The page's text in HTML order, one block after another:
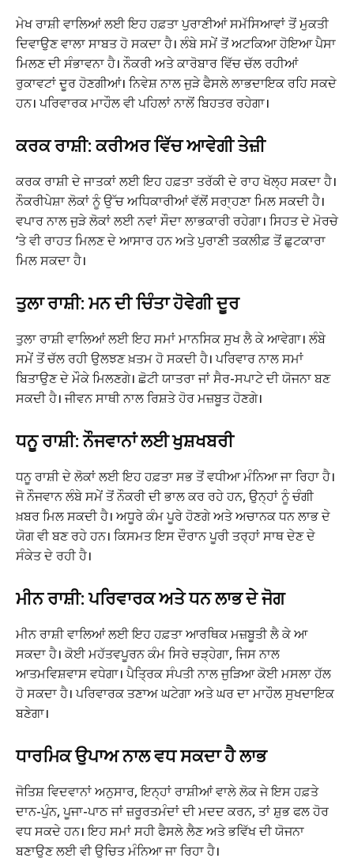
ਮੇਖ ਰਾਸ਼ੀ ਵਾਲਿਆਂ ਲਈ ਇਹ ਹਫ਼ਤਾ ਪੁਰਾਣੀਆਂ ਸਮੱਸਿਆਵਾਂ ਤੋਂ ਮੁਕਤੀ
ਦਿਵਾਉਣ ਵਾਲਾ ਸਾਬਤ ਹੋ ਸਕਦਾ ਹੈ। ਲੰਬੇ ਸਮੇਂ ਤੋਂ ਅਟਕਿਆ ਹੋਇਆ ਪੈਸਾ
ਮਿਲਣ ਦੀ ਸੰਭਾਵਨਾ ਹੈ। ਨੌਕਰੀ ਅਤੇ ਕਾਰੋਬਾਰ ਵਿੱਚ ਚੱਲ ਰਹੀਆਂ
ਰੁਕਾਵਟਾਂ ਦੂਰ ਹੋਣਗੀਆਂ। ਨਿਵੇਸ਼ ਨਾਲ ਜੁੜੇ ਫੈਸਲੇ ਲਾਭਦਾਇਕ ਰਹਿ ਸਕਦੇ
ਹਨ। ਪਰਿਵਾਰਕ ਮਾਹੌਲ ਵੀ ਪਹਿਲਾਂ ਨਾਲੋਂ ਬਿਹਤਰ ਰਹੇਗਾ।
ਕਰਕ ਰਾਸ਼ੀ: ਕਰੀਅਰ ਵਿੱਚ ਆਵੇਗੀ ਤੇਜ਼ੀ
ਕਰਕ ਰਾਸ਼ੀ ਦੇ ਜਾਤਕਾਂ ਲਈ ਇਹ ਹਫ਼ਤਾ ਤਰੱਕੀ ਦੇ ਰਾਹ ਖੋਲ੍ਹ ਸਕਦਾ ਹੈ।
ਨੌਕਰੀਪੇਸ਼ਾ ਲੋਕਾਂ ਨੂੰ ਉੱਚ ਅਧਿਕਾਰੀਆਂ ਵੱਲੋਂ ਸਰਾ੍ਹਣਾ ਮਿਲ ਸਕਦੀ ਹੈ।
ਵਪਾਰ ਨਾਲ ਜੁੜੇ ਲੋਕਾਂ ਲਈ ਨਵਾਂ ਸੌਦਾ ਲਾਭਕਾਰੀ ਰਹੇਗਾ। ਸਿਹਤ ਦੇ ਮੋਰਚੇ
‘ਤੇ ਵੀ ਰਾਹਤ ਮਿਲਣ ਦੇ ਆਸਾਰ ਹਨ ਅਤੇ ਪੁਰਾਣੀ ਤਕਲੀਫ਼ ਤੋਂ ਛੁਟਕਾਰਾ
ਮਿਲ ਸਕਦਾ ਹੈ।
ਤੁਲਾ ਰਾਸ਼ੀ: ਮਨ ਦੀ ਚਿੰਤਾ ਹੋਵੇਗੀ ਦੂਰ
ਤੁਲਾ ਰਾਸ਼ੀ ਵਾਲਿਆਂ ਲਈ ਇਹ ਸਮਾਂ ਮਾਨਸਿਕ ਸੁਖ ਲੈ ਕੇ ਆਵੇਗਾ। ਲੰਬੇ
ਸਮੇਂ ਤੋਂ ਚੱਲ ਰਹੀ ਉਲਝਣ ਖ਼ਤਮ ਹੋ ਸਕਦੀ ਹੈ। ਪਰਿਵਾਰ ਨਾਲ ਸਮਾਂ
ਬਿਤਾਉਣ ਦੇ ਮੌਕੇ ਮਿਲਣਗੇ। ਛੋਟੀ ਯਾਤਰਾ ਜਾਂ ਸੈਰ-ਸਪਾਟੇ ਦੀ ਯੋਜਨਾ ਬਣ
ਸਕਦੀ ਹੈ। ਜੀਵਨ ਸਾਥੀ ਨਾਲ ਰਿਸ਼ਤੇ ਹੋਰ ਮਜ਼ਬੂਤ ਹੋਣਗੇ।
ਧਨੂ ਰਾਸ਼ੀ: ਨੌਜਵਾਨਾਂ ਲਈ ਖੁਸ਼ਖਬਰੀ
ਧਨੂ ਰਾਸ਼ੀ ਦੇ ਲੋਕਾਂ ਲਈ ਇਹ ਹਫ਼ਤਾ ਸਭ ਤੋਂ ਵਧੀਆ ਮੰਨਿਆ ਜਾ ਰਿਹਾ ਹੈ।
ਜੋ ਨੌਜਵਾਨ ਲੰਬੇ ਸਮੇਂ ਤੋਂ ਨੌਕਰੀ ਦੀ ਭਾਲ ਕਰ ਰਹੇ ਹਨ, ਉਨ੍ਹਾਂ ਨੂੰ ਚੰਗੀ
ਖ਼ਬਰ ਮਿਲ ਸਕਦੀ ਹੈ। ਅਧੂਰੇ ਕੰਮ ਪੂਰੇ ਹੋਣਗੇ ਅਤੇ ਅਚਾਨਕ ਧਨ ਲਾਭ ਦੇ
ਯੋਗ ਵੀ ਬਣ ਰਹੇ ਹਨ। ਕਿਸਮਤ ਇਸ ਦੌਰਾਨ ਪੂਰੀ ਤਰ੍ਹਾਂ ਸਾਥ ਦੇਣ ਦੇ
ਸੰਕੇਤ ਦੇ ਰਹੀ ਹੈ।
ਮੀਨ ਰਾਸ਼ੀ: ਪਰਿਵਾਰਕ ਅਤੇ ਧਨ ਲਾਭ ਦੇ ਜੋਗ
ਮੀਨ ਰਾਸ਼ੀ ਵਾਲਿਆਂ ਲਈ ਇਹ ਹਫ਼ਤਾ ਆਰਥਿਕ ਮਜ਼ਬੂਤੀ ਲੈ ਕੇ ਆ
ਸਕਦਾ ਹੈ। ਕੋਈ ਮਹੱਤਵਪੂਰਨ ਕੰਮ ਸਿਰੇ ਚੜ੍ਹੇਗਾ, ਜਿਸ ਨਾਲ
ਆਤਮਵਿਸ਼ਵਾਸ ਵਧੇਗਾ। ਪੈਤ੍ਰਿਕ ਸੰਪਤੀ ਨਾਲ ਜੁੜਿਆ ਕੋਈ ਮਸਲਾ ਹੱਲ
ਹੋ ਸਕਦਾ ਹੈ। ਪਰਿਵਾਰਕ ਤਣਾਅ ਘਟੇਗਾ ਅਤੇ ਘਰ ਦਾ ਮਾਹੌਲ ਸੁਖਦਾਇਕ
ਬਣੇਗਾ।
ਧਾਰਮਿਕ ਉਪਾਅ ਨਾਲ ਵਧ ਸਕਦਾ ਹੈ ਲਾਭ
ਜੋਤਿਸ਼ ਵਿਦਵਾਨਾਂ ਅਨੁਸਾਰ, ਇਨ੍ਹਾਂ ਰਾਸ਼ੀਆਂ ਵਾਲੇ ਲੋਕ ਜੇ ਇਸ ਹਫ਼ਤੇ
ਦਾਨ-ਪੁੰਨ, ਪੂਜਾ-ਪਾਠ ਜਾਂ ਜ਼ਰੂਰਤਮੰਦਾਂ ਦੀ ਮਦਦ ਕਰਨ, ਤਾਂ ਸ਼ੁਭ ਫਲ ਹੋਰ
ਵਧ ਸਕਦੇ ਹਨ। ਇਹ ਸਮਾਂ ਸਹੀ ਫੈਸਲੇ ਲੈਣ ਅਤੇ ਭਵਿੱਖ ਦੀ ਯੋਜਨਾ
ਬਣਾਉਣ ਲਈ ਵੀ ਉਚਿਤ ਮੰਨਿਆ ਜਾ ਰਿਹਾ ਹੈ।